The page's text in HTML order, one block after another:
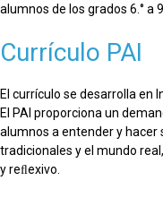
alumnos de los grados 6.° a
Currículo PAI
El currículo se desarrolla en
El PAI proporciona un
alumnos a entender y hacer
tradicionales y el mundo
y reﬂexivo.